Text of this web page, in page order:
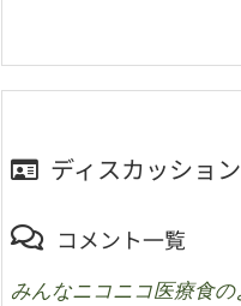
ディスカッション
コメント一覧
みんなニコニコ医療食の